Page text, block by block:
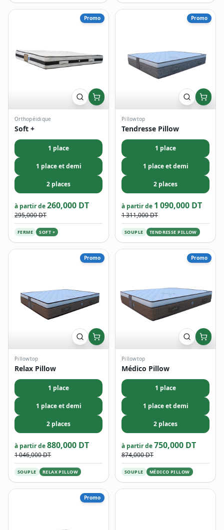
Promo
Orthopéidique
Soft +
1 place
1 place et demi
2 places
à partir de260,000 DT
295,000 DT
FERME SOFT +
Promo
Pillowtop
Tendresse Pillow
1 place
1 place et demi
2 places
à partir de 1 090,000 DT
1 311,000 DT
SOUPLE TENDRESSE PILLOW
Promo
Pillowtop
Relax Pillow
1 place
1 place et demi
2 places
à partir de880,000 DT
1 046,000 DT
SOUPLE RELAX PILLOW
Promo
Pillowtop
Médico Pillow
1 place
1 place et demi
2 places
à partir de750,000 DT
874,000 DT
SOUPLE MÉDICO PILLOW
Promo